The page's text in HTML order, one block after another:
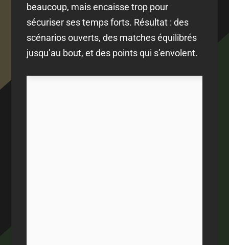
beaucoup, mais encaisse trop pour
sécuriser ses temps forts. Résultat : des
scénarios ouverts, des matches équilibrés
jusqu’au bout, et des points qui s’envolent.